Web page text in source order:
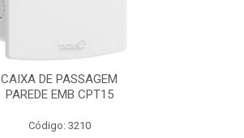
CAIXA DE PASSAGEM
PAREDE EMB CPT15
Código: 3210